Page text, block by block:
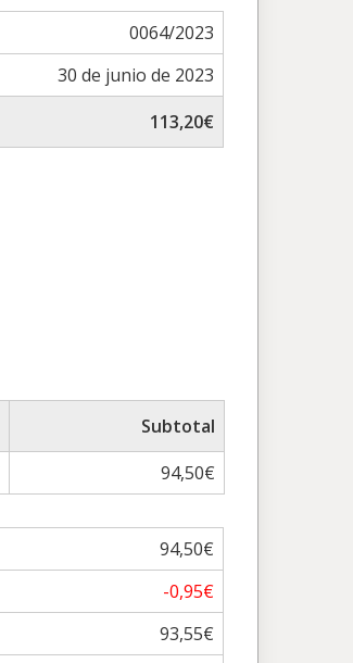
0064/2023
30 de junio de 2023
113,20€
Subtotal
94,50€
94,50€
-0,95€
93,55€